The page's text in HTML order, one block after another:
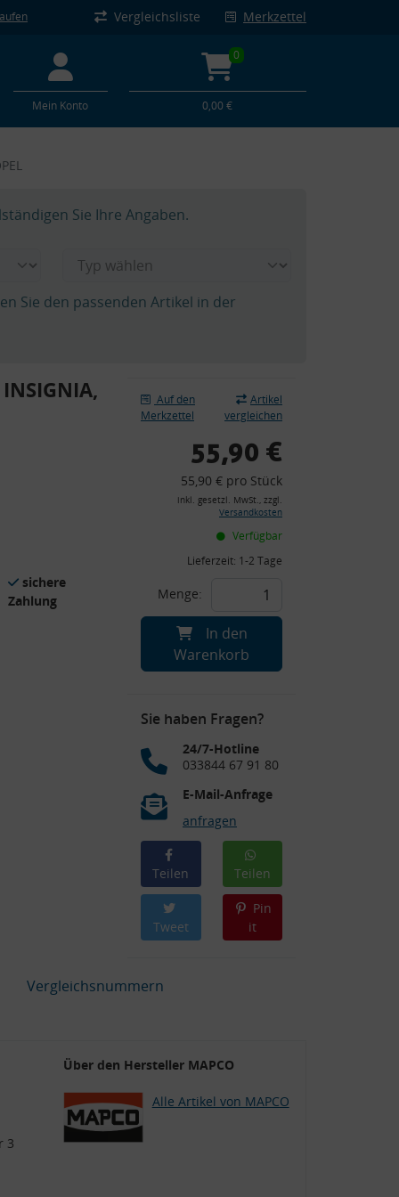
Vergleichsliste Merkzettel
Mein Konto
0
0,00 €
Sie Ihre Angaben.
Sie den passenden Artikel in der
sichere
Zahlung
Auf den
Merkzettel
Artikel
vergleichen
55,90 €
55,90 € pro Stück
inkl. gesetzl. MwSt., zzgl.
Versandkosten
Verfügbar
Lieferzeit: 1-2 Tage
Menge:
In den
Warenkorb
Sie haben Fragen?
24/7-Hotline
033844 67 91 80
E-Mail-Anfrage
anfragen
Teilen Teilen
Tweet
Pin
it
Vergleichsnummern
3
Über den Hersteller MAPCO
Alle Artikel von MAPCO